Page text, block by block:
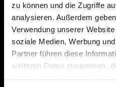
zu können und die Zugriffe
analysieren. Außerdem
Verwendung unserer
soziale Medien, Werbung
Partner führen diese
weiteren Daten zusammen,
Das erste Depot in
0€ Ausgabeaufschlag
knapp 2000 Fonds und